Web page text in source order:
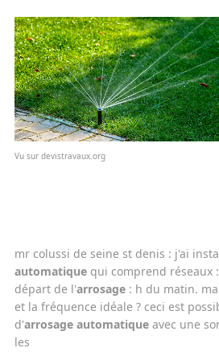
Vu sur devistravaux.org
mr colussi de seine st denis : j'ai
automatiquequi comprend réseaux
départ de l'arrosage: h du matin.
et la fréquence idéale ? ceci est
d'arrosage automatiqueavec une
les